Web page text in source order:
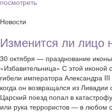
Новости
Изменится ли лицо
30 октября — празднование
«Избавительница» С этой иконой
гибели императора Александра
когда он возвращался из Ливадии
Царский поезд попал в
или рука террористов — в любом